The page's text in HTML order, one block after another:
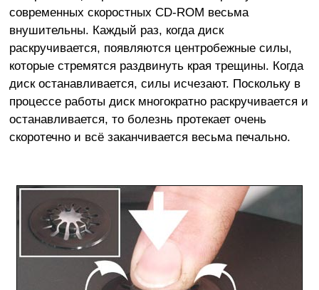
современных скоростных CD-ROM весьма
внушительны. Каждый раз, когда диск
раскручивается, появляются центробежные силы,
которые стремятся раздвинуть края трещины. Когда
диск останавливается, силы исчезают. Поскольку в
процессе работы диск многократно раскручивается и
останавливается, то болезнь протекает очень
скоротечно и всё заканчивается весьма печально.